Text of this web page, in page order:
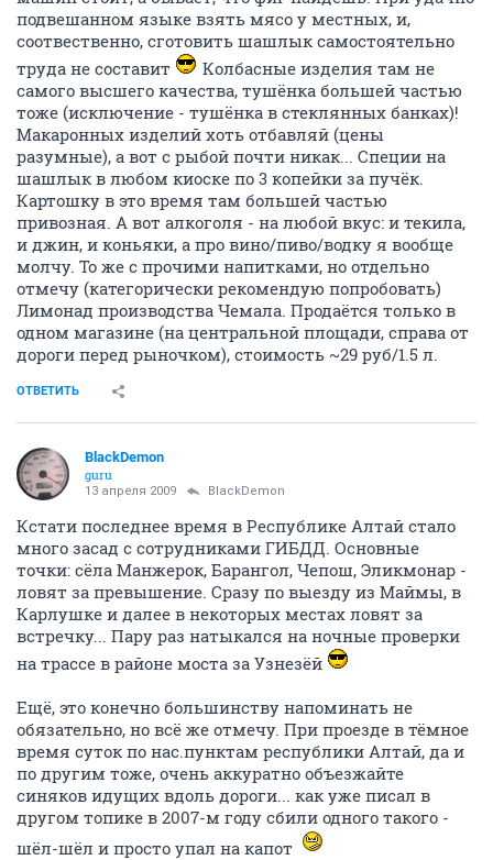
подвешанном языке взять мясо у местных, и,
соотвественно, сготовить шашлык самостоятельно
труда не составит
Колбасные изделия там не
самого высшего качества, тушёнка большей частью
тоже (исключение - тушёнка в стеклянных банках)!
Макаронных изделий хоть отбавляй (цены
разумные), а вот с рыбой почти никак... Специи на
шашлык в любом киоске по 3 копейки за пучёк.
Картошку в это время там большей частью
привозная. А вот алкоголя - на любой вкус: и текила,
и джин, и коньяки, а про вино/пиво/водку я вообще
молчу. То же с прочими напитками, но отдельно
отмечу (категорически рекомендую попробовать)
Лимонад производства Чемала. Продаётся только в
одном магазине (на центральной площади, справа от
дороги перед рыночком), стоимость ~29 руб/1.5 л.
ОТВЕТИТЬ
BlackDemon
guru
13 апреля 2009 BlackDemon
Кстати последнее время в Республике Алтай стало
много засад с сотрудниками ГИБДД. Основные
точки: сёла Манжерок, Барангол, Чепош, Эликмонар -
ловят за превышение. Сразу по выезду из Маймы, в
Карлушке и далее в некоторых местах ловят за
встречку... Пару раз натыкался на ночные проверки
на трассе в районе моста за Узнезёй
Ещё, это конечно большинству напоминать не
обязательно, но всё же отмечу. При проезде в тёмное
время суток по нас.пунктам республики Алтай, да и
по другим тоже, очень аккуратно объезжайте
синяков идущих вдоль дороги... как уже писал в
другом топике в 2007-м году сбили одного такого -
шёл-шёл и просто упал на капот